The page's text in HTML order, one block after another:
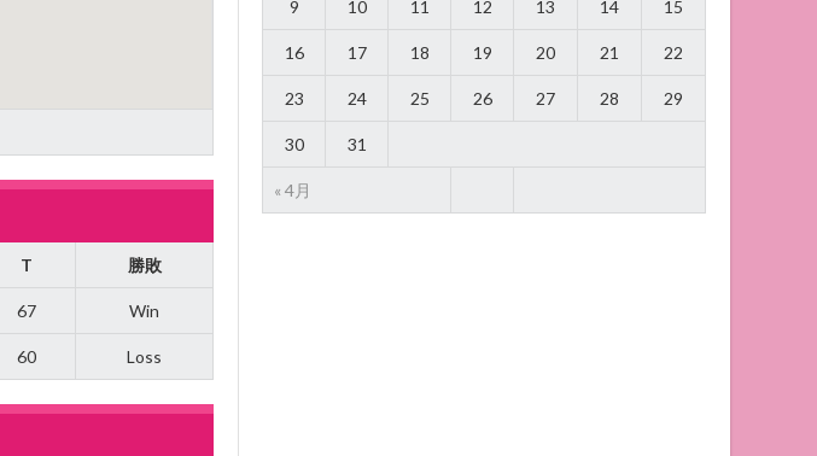
T 勝敗
67 Win
60 Loss
« 4月
9 10 11 12 13 14 15
16 17 18 19 20 21 22
23 24 25 26 27 28 29
30 31